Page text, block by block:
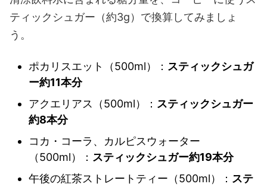
ティックシュガー（約3g）で換算してみましょ
う。
ポカリスエット（500ml）： スティックシュガ
ー約11本分
アクエリアス（500ml）： スティックシュガー
約8本分
コカ・コーラ、カルピスウォーター
（500ml）： スティックシュガー約19本分
午後の紅茶ストレートティー（500ml）： ステ